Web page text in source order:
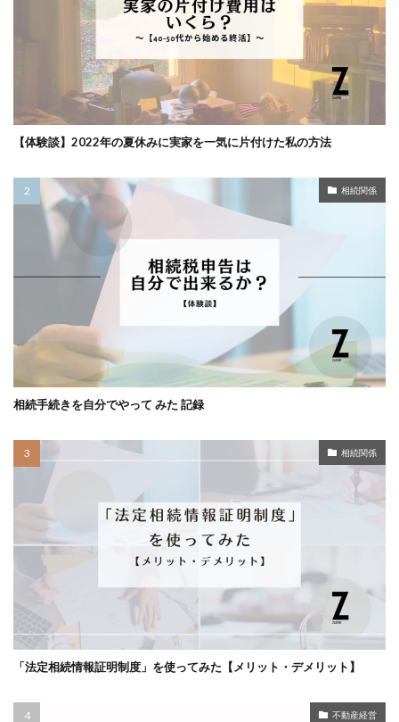
【体験談】2022年の夏休みに実家を一気に片付けた私の方法
相続関係
相続手続きを自分でやって みた 記録
相続関係
「法定相続情報証明制度」を使ってみた【メリット・デメリット】
不動産経営